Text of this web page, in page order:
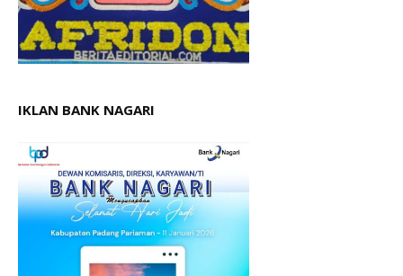
IKLAN BANK NAGARI